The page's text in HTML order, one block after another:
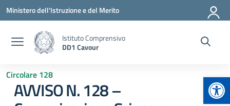
Vai ai contenuti
Vai al menu di navigazione
Vai al footer
Ministero dell'Istruzione e del Merito
Istituto Comprensivo
DD1 Cavour
Circolare 128
AVVISO N. 128 –